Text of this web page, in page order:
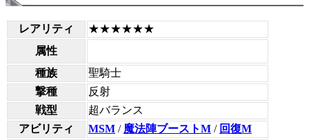
レアリティ
★★★★★★
属性
種族
聖騎士
撃種
反射
戦型
超バランス
アビリティ
MSM / 魔法陣ブーストM / 回復M